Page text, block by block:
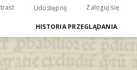
Udostępnij Zaloguj się
HISTORIA PRZEGLĄDANIA